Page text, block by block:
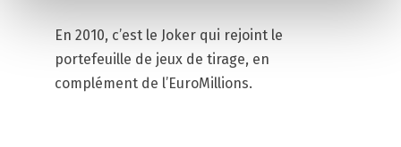
En 2010, c’est le Joker qui rejoint le
portefeuille de jeux de tirage, en
complément de l’EuroMillions.